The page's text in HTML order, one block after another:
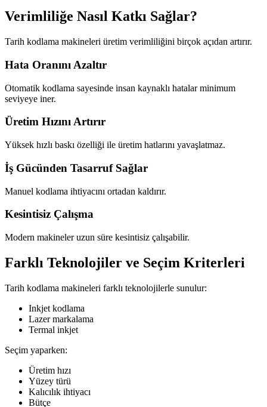
Verimliliğe Nasıl Katkı Sağlar?
Tarih kodlama makineleri üretim verimliliğini birçok açıdan artırır.
Hata Oranını Azaltır
Otomatik kodlama sayesinde insan kaynaklı hatalar minimum
seviyeye iner.
Üretim Hızını Artırır
Yüksek hızlı baskı özelliği ile üretim hatlarını yavaşlatmaz.
İş Gücünden Tasarruf Sağlar
Manuel kodlama ihtiyacını ortadan kaldırır.
Kesintisiz Çalışma
Modern makineler uzun süre kesintisiz çalışabilir.
Farklı Teknolojiler ve Seçim Kriterleri
Tarih kodlama makineleri farklı teknolojilerle sunulur:
Inkjet kodlama
Lazer markalama
Termal inkjet
Seçim yaparken:
Üretim hızı
Yüzey türü
Kalıcılık ihtiyacı
Bütçe